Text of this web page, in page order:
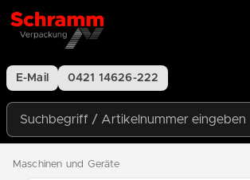
E-Mail 0421 14626-222
Suchbegriff / Artikelnummer eingeben
Maschinen und Geräte